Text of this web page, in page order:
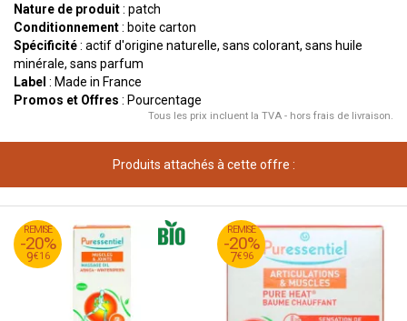
Nature de produit: patch
Conditionnement: boite carton
Spécificité: actif d'origine naturelle, sans colorant, sans huile
minérale, sans parfum
Label : Made in France
Promos et Offres : Pourcentage
Tous les prix incluent la TVA - hors frais de livraison.
Produits attachés à cette offre :
REMISE
-20%
9€16
11
€
45
9
€
16
REMISE
-20%
7€96
9
€
95
7
€
96